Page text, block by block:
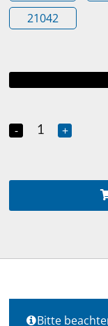
21042
- +
Bitte